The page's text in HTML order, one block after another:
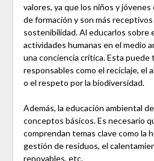
valores, ya que los niños y
de formación y son más
sostenibilidad. Al educarlos sobre
actividades humanas en el medio
una conciencia crítica. Esta
responsables como el reciclaje, el
o el respeto por la biodiversidad.
Además, la educación ambiental
conceptos básicos. Es necesario
comprendan temas clave como la
gestión de residuos, el
renovables, etc.